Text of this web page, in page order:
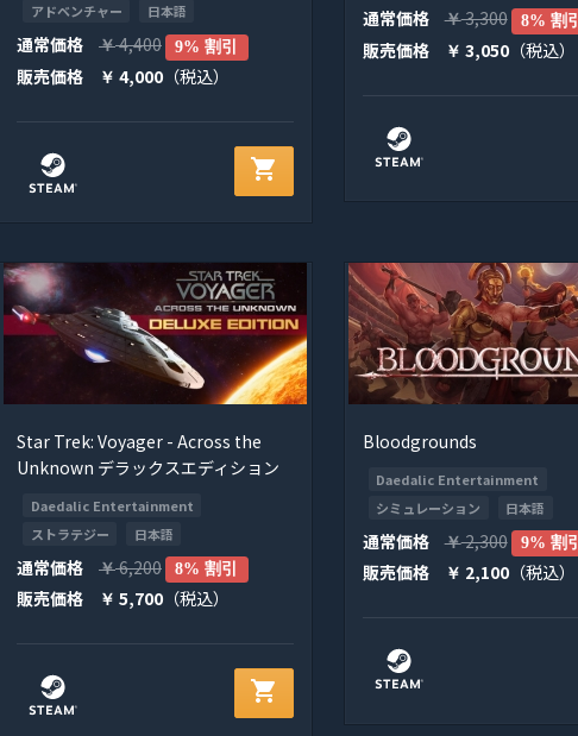
アドベンチャー
日本語
通常価格 ￥4,400 9% 割引
販売価格 ￥ 4,000 （税込）
shopping_cart
通常価格 ￥3,300 8% 割引
販売価格 ￥ 3,050（税込）
Star Trek: Voyager - Across the
Unknown デラックスエディション
Daedalic Entertainment
ストラテジー
日本語
通常価格 ￥6,200 8% 割引
販売価格 ￥ 5,700 （税込）
shopping_cart
Bloodgrounds
Daedalic Entertainment
シミュレーション
日本語
通常価格 ￥2,300 9% 割引
販売価格 ￥ 2,100（税込）